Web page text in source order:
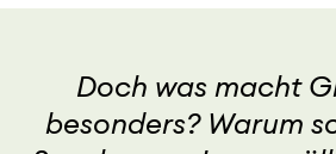
Doch was macht
besonders? Warum